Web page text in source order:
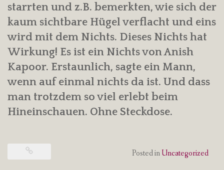
starrten und z.B. bemerkten, wie sich der
kaum sichtbare Hügel verflacht und eins
wird mit dem Nichts. Dieses Nichts hat
Wirkung! Es ist ein Nichts von Anish
Kapoor. Erstaunlich, sagte ein Mann,
wenn auf einmal nichts da ist. Und dass
man trotzdem so viel erlebt beim
Hineinschauen. Ohne Steckdose.
Posted inUncategorized